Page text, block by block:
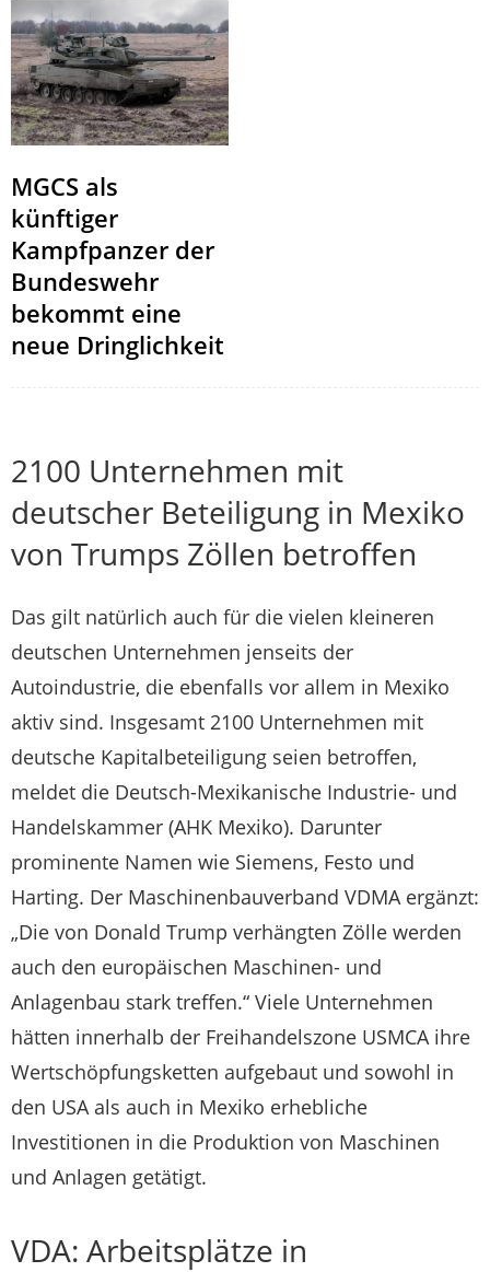
MGCS als
künftiger
Kampfpanzer der
Bundeswehr
bekommt eine
neue Dringlichkeit
2100 Unternehmen mit
deutscher Beteiligung in Mexiko
von Trumps Zöllen betroffen
Das gilt natürlich auch für die vielen kleineren
deutschen Unternehmen jenseits der
Autoindustrie, die ebenfalls vor allem in Mexiko
aktiv sind. Insgesamt 2100 Unternehmen mit
deutsche Kapitalbeteiligung seien betroffen,
meldet die Deutsch-Mexikanische Industrie- und
Handelskammer (AHK Mexiko). Darunter
prominente Namen wie Siemens, Festo und
Harting. Der Maschinenbauverband VDMA ergänzt:
„Die von Donald Trump verhängten Zölle werden
auch den europäischen Maschinen- und
Anlagenbau stark treffen.“ Viele Unternehmen
hätten innerhalb der Freihandelszone USMCA ihre
Wertschöpfungsketten aufgebaut und sowohl in
den USA als auch in Mexiko erhebliche
Investitionen in die Produktion von Maschinen
und Anlagen getätigt.
VDA: Arbeitsplätze in